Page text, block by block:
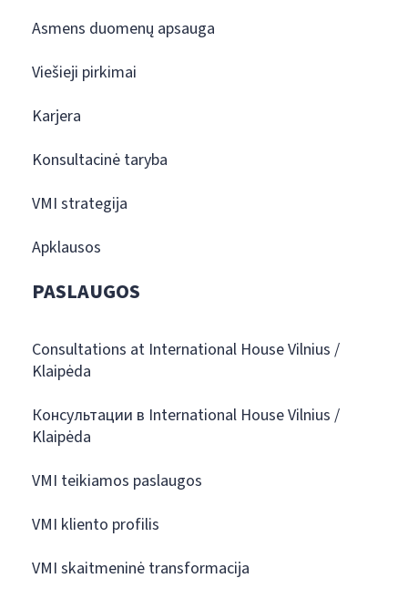
Asmens duomenų apsauga
Viešieji pirkimai
Karjera
Konsultacinė taryba
VMI strategija
Apklausos
PASLAUGOS
Consultations at International House Vilnius /
Klaipėda
Консультации в International House Vilnius /
Klaipėda
VMI teikiamos paslaugos
VMI kliento profilis
VMI skaitmeninė transformacija